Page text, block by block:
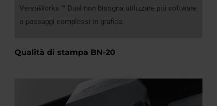
VersaWorks ™ Dual non bisogna utilizzare più software
o passaggi complessi in grafica.
Qualità di stampa BN-20